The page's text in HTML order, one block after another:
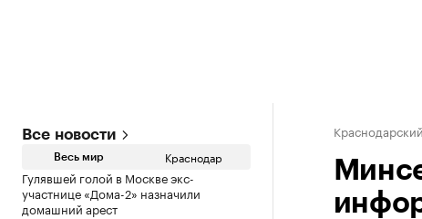
Все новости
Весь мир Краснодар
Гулявшей голой в Москве экс-
участнице «Дома-2» назначили
домашний арест